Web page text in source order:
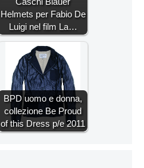
Helmets per Fabio De
Luigi nel film La…
BPD uomo e donna,
collezione Be Proud
of this Dress p/e 2011